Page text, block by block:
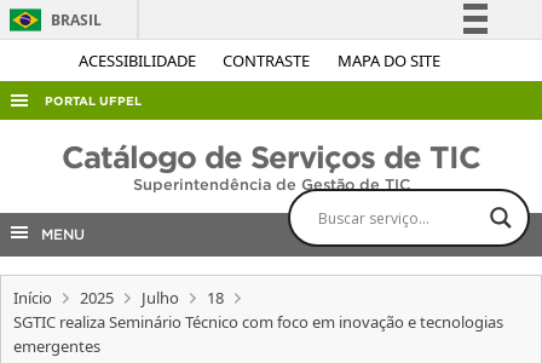
ACESSIBILIDADE CONTRASTE MAPA DO SITE
BRASIL
Simplifique!
Acesso à informação
Canais
PORTAL UFPEL
ACESSO À INFORMAÇÃO
EDITAIS
INTERNACIONAL
Catálogo de Serviços de TIC
Superintendência de Gestão de TIC
MENU
Início 2025 Julho
18
SGTIC realiza Seminário Técnico com foco em inovação e tecnologias
emergentes